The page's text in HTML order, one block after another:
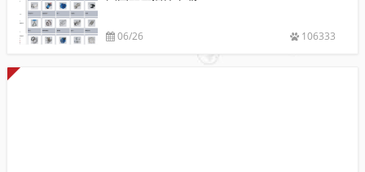
06/26 106333